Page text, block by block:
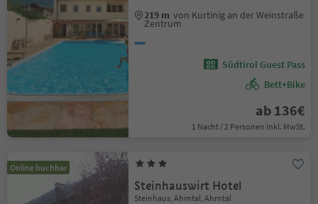
219 m von Kurtinig an der Weinstraße
Zentrum
Südtirol Guest Pass
Bett+Bike
ab 136€
1 Nacht / 2 Personen Inkl. MwSt.
Online buchbar
Steinhauswirt Hotel
Steinhaus, Ahrntal, Ahrntal